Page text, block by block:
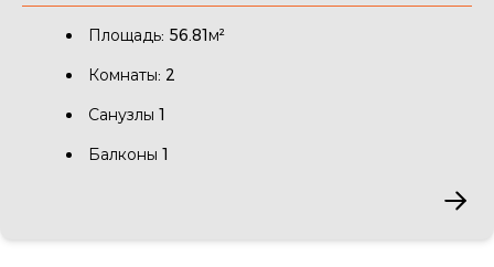
Площадь: 56.81м²
Комнаты: 2
Санузлы 1
Балконы 1